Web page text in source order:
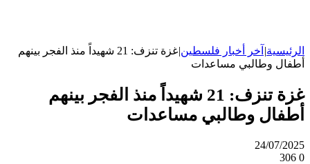
الرئيسية| آخر أخبار فلسطين|
غزة تنزف: 21 شهيداً منذ الفجر بينهم
أطفال وطالبي مساعدات
غزة تنزف: 21 شهيداً منذ الفجر بينهم
أطفال وطالبي مساعدات
24/07/2025
0